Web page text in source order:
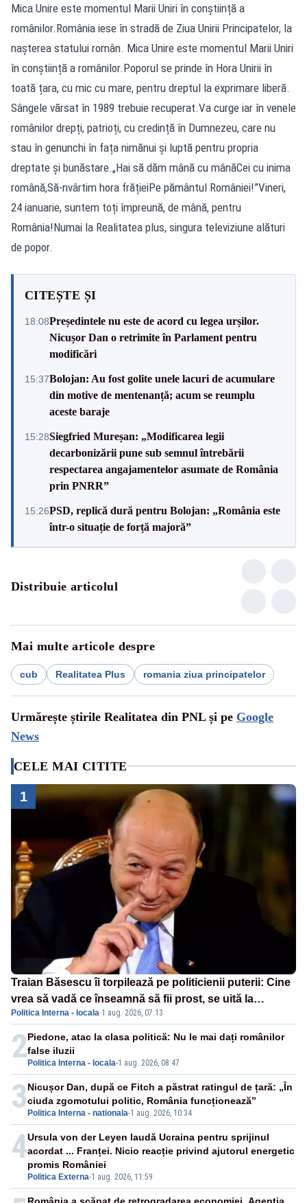
Mica Unire este momentul Marii Uniri în conștiință a
românilor.România iese în stradă de Ziua Unirii Principatelor, la
nașterea statului român. Mica Unire este momentul Marii Uniri
în conștiință a românilor.Poporul se prinde în Hora Unirii în
toată țara, cu mic cu mare, pentru dreptul la exprimare liberă.
Sângele vărsat în 1989 trebuie recuperat.Va curge iar în venele
românilor drepți, patrioți, cu credință în Dumnezeu, care nu
stau în genunchi în fața nimănui și luptă pentru propria
dreptate și bunăstare.„Hai să dăm mână cu mânăCei cu inima
română,Să-nvârtim hora frățieiPe pământul României!”Vineri,
24 ianuarie, suntem toți împreună, de mână, pentru
România!Numai la Realitatea plus, singura televiziune alături
de popor.
CITEȘTE ȘI
18:08Președintele nu este de acord cu legea urșilor.
Nicușor Dan o retrimite în Parlament pentru
modificări
15:37Bolojan: Au fost golite unele lacuri de acumulare
din motive de mentenanță; acum se reumplu
aceste baraje
15:28Siegfried Mureșan: „Modificarea legii
decarbonizării pune sub semnul întrebării
respectarea angajamentelor asumate de România
prin PNRR”
15:26PSD, replică dură pentru Bolojan: „România este
într-o situație de forță majoră”
Distribuie articolul
Mai multe articole despre
cub Realitatea Plus romania ziua principatelor
Urmărește știrile Realitatea din PNL și pe Google
News
CELE MAI CITITE
1
Traian Băsescu îi torpilează pe politicienii puterii: Cine
vrea să vadă ce înseamnă să fii prost, se uită la
România
Politica Interna - locala·1 aug. 2026, 07:13
2 Politica Interna - locala-1 aug. 2026, 08:47
Piedone, atac la clasa politică: Nu le mai dați românilor
false iluzii
3 Politica Interna - nationala-1 aug. 2026, 10:34
Nicușor Dan, după ce Fitch a păstrat ratingul de țară: „În
ciuda zgomotului politic, România funcționează”
4
Politica Externa-1 aug. 2026, 11:59
Ursula von der Leyen laudă Ucraina pentru sprijinul
acordat ... Franței. Nicio reacție privind ajutorul energetic
promis României